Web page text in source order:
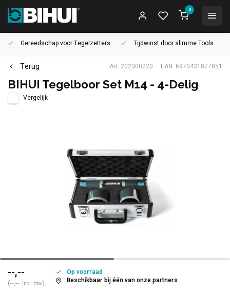
0
Gereedschap voorTegelzetters Tijdwinst door slimme Tools
Terug Art: 202300220 EAN: 6970431877851
BIHUI Tegelboor Set M14 - 4-Delig
Vergelijk
--,--
(--,-- Incl. btw)
Op voorraad
Beschikbaar bij één van onze partners